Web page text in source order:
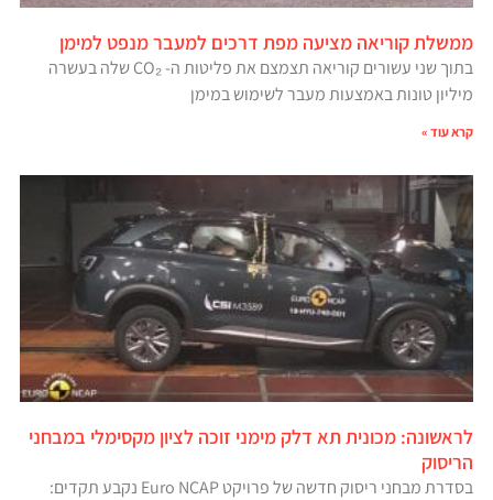
ממשלת קוריאה מציעה מפת דרכים למעבר מנפט למימן
בתוך שני עשורים קוריאה תצמצם את פליטות ה- CO₂ שלה בעשרה
מיליון טונות באמצעות מעבר לשימוש במימן
קרא עוד »
לראשונה: מכונית תא דלק מימני זוכה לציון מקסימלי במבחני
הריסוק
בסדרת מבחני ריסוק חדשה של פרויקט Euro NCAP נקבע תקדים: